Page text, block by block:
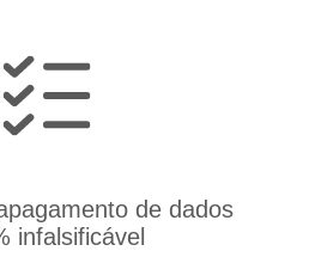
de dados
infalsificável